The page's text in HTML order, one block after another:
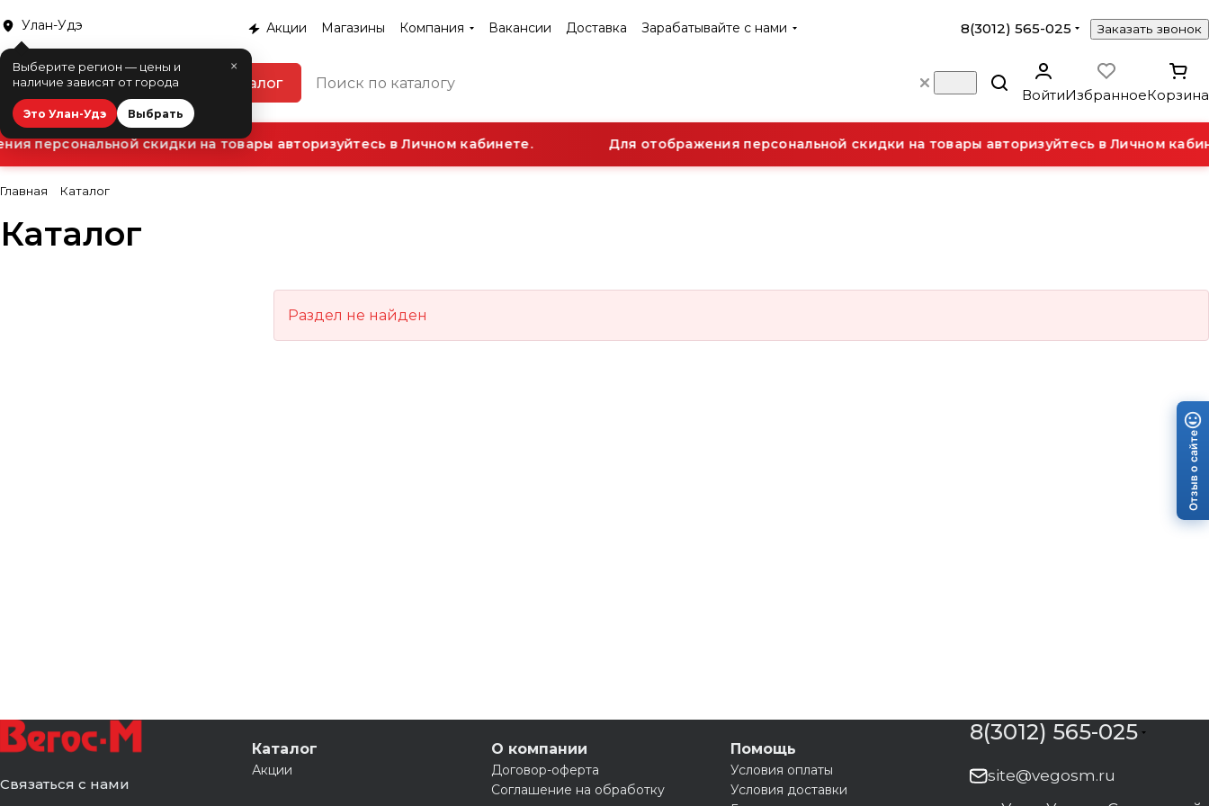
Улан-Удэ
×
Выберите регион — цены и
наличие зависят от города
Это Улан-Удэ Выбрать
Акции Магазины Компания Вакансии Доставка Зарабатывайте с нами 8(3012) 565-025 Заказать звонок
Каталог
ВойтиИзбранноеКорзина
персональной скидки на товары авторизуйтесь в Личном кабинете. Для отображения персональной скидки на товары авторизуйтесь в Личном
Главная Каталог
Каталог
Раздел не найден
Связаться с нами
Каталог
Акции
О компании
Договор-оферта
Соглашение на обработку
Помощь
Условия оплаты
Условия доставки
8(3012) 565-025
site@vegosm.ru
Отзыв о сайте